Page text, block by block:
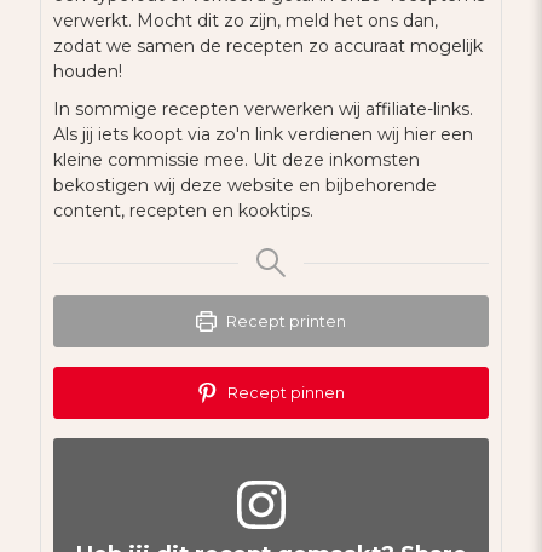
verwerkt. Mocht dit zo zijn, meld het ons dan,
zodat we samen de recepten zo accuraat mogelijk
houden!
In sommige recepten verwerken wij affiliate-links.
Als jij iets koopt via zo'n link verdienen wij hier een
kleine commissie mee. Uit deze inkomsten
bekostigen wij deze website en bijbehorende
content, recepten en kooktips.
Recept printen
Recept pinnen